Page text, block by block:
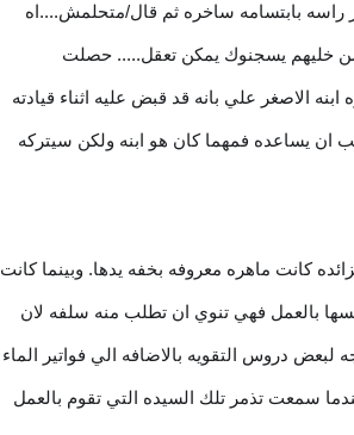
راسه بابتسامه ساخره ثم قال/متحلمش....اه
خليهم يسجنوك يمكن تعقل..... حصلت
الاصغر علي بانه قد قبض عليه اثناء قيادته
ان يساعده فمهما كان هو ابنه ولكن سيتركه
كانت ماهره معروفه بخفه يدها. وبينما كانت
بالعمل فهي تنوي ان تطلب منه سلفه لان
لبعض دروس التقويه بالاضافه الي فواتير الماء
سمعت تذمر تلك السيده التي تقوم بالعمل